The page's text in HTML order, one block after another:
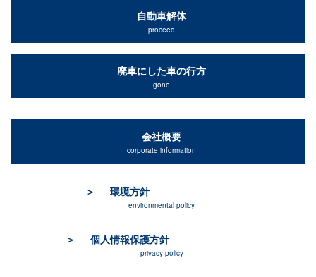
自動車解体
proceed
廃車にした車の行方
gone
会社概要
corporate information
環境方針
environmental policy
個人情報保護方針
privacy policy